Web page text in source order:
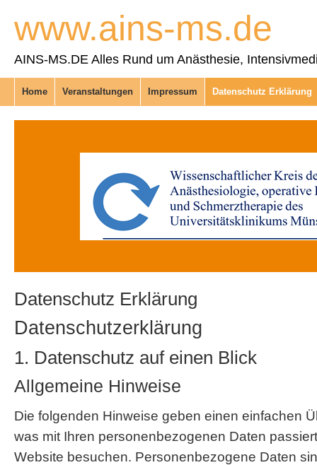
www.ains-ms.de
AINS-MS.DE Alles Rund um Anästhesie,
Home Veranstaltungen Impressum Datenschutz Erklärung
Datenschutz Erklärung
Datenschutz­erklärung
1. Datenschutz auf einen Blick
Allgemeine Hinweise
Die folgenden Hinweise geben einen einfachen
was mit Ihren personenbezogenen Daten
Website besuchen. Personenbezogene Daten